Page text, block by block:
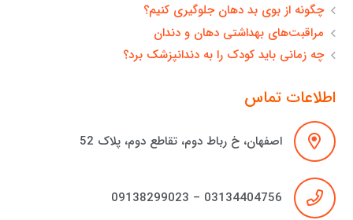
چگونه از بوی بد دهان جلوگیری کنیم؟
مراقبت‌های بهداشتی دهان و دندان
چه زمانی باید کودک را به دندانپزشک برد؟
اطلاعات تماس
اصفهان، خ رباط دوم، تقاطع دوم، پلاک 52
03134404756 – 09138299023